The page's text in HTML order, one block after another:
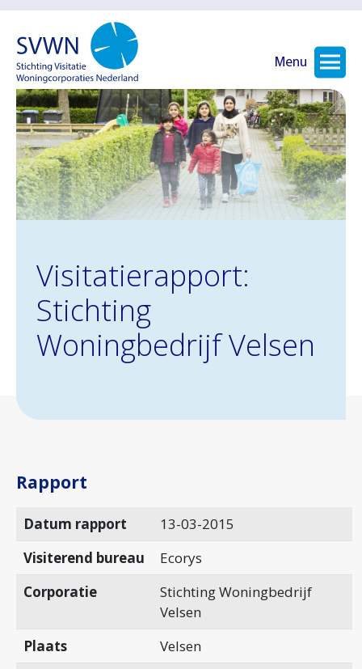
Menu
Visitatierapport:
Stichting
Woningbedrijf Velsen
Rapport
Datum rapport
13-03-2015
Visiterend bureau
Ecorys
Corporatie
Stichting Woningbedrijf
Velsen
Plaats
Velsen